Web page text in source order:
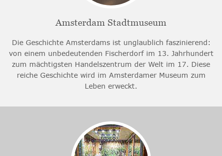
Amsterdam Stadtmuseum
Die Geschichte Amsterdams ist unglaublich faszinierend:
von einem unbedeutenden Fischerdorf im 13. Jahrhundert
zum mächtigsten Handelszentrum der Welt im 17. Diese
reiche Geschichte wird im Amsterdamer Museum zum
Leben erweckt.